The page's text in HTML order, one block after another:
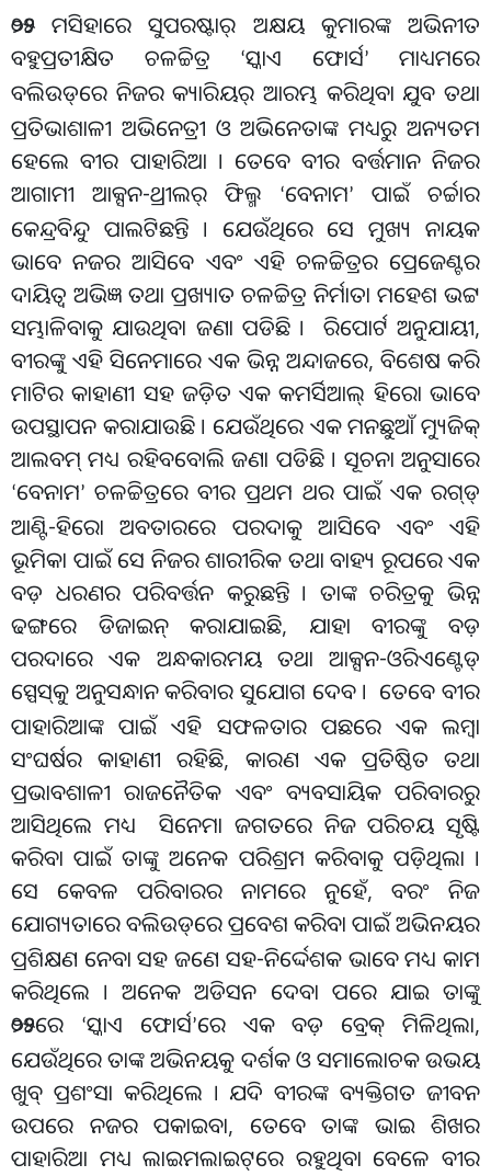
୨୦୨୫ ମସିହାରେ ସୁପରଷ୍ଟାର୍ ଅକ୍ଷୟ କୁମାରଙ୍କ ଅଭିନୀତ
ବହୁପ୍ରତୀକ୍ଷିତ ଚଳଚ୍ଚିତ୍ର
‘ସ୍କାଏ ଫୋର୍ସ’ ମାଧ୍ୟମରେ
ବଲିଉଡ୍ରେ ନିଜର କ୍ୟାରିୟର୍ ଆରମ୍ଭ କରିଥିବା ଯୁବ ତଥା
ପ୍ରତିଭାଶାଳୀ ଅଭିନେତ୍ରୀ ଓ ଅଭିନେତାଙ୍କ ମଧ୍ୟରୁ ଅନ୍ୟତମ
ହେଲେ ବୀର ପାହାରିଆ । ତେବେ ବୀର ବର୍ତ୍ତମାନ ନିଜର
ଆଗାମୀ ଆକ୍ସନ-ଥ୍ରୀଲର୍ ଫିଲ୍ମ
‘ବେନାମ’ ପାଇଁ ଚର୍ଚ୍ଚାର
କେନ୍ଦ୍ରବିନ୍ଦୁ ପାଲଟିଛନ୍ତି । ଯେଉଁଥିରେ ସେ ମୁଖ୍ୟ ନାୟକ
ଭାବେ ନଜର ଆସିବେ ଏବଂ ଏହି ଚଳଚ୍ଚିତ୍ରର ପ୍ରେଜେଣ୍ଟର
ଦାୟିତ୍ୱ ଅଭିଜ୍ଞ ତଥା ପ୍ରଖ୍ୟାତ ଚଳଚ୍ଚିତ୍ର ନିର୍ମାତା ମହେଶ ଭଟ୍ଟ
ସମ୍ଭାଳିବାକୁ ଯାଉଥିବା ଜଣା ପଡିଛି । ରିପୋର୍ଟ ଅନୁଯାୟୀ,
ବୀରଙ୍କୁ ଏହି ସିନେମାରେ ଏକ ଭିନ୍ନ ଅନ୍ଦାଜରେ, ବିଶେଷ କରି
ମାଟିର କାହାଣୀ ସହ ଜଡ଼ିତ ଏକ କମର୍ସିଆଲ୍ ହିରୋ ଭାବେ
ଉପସ୍ଥାପନ କରାଯାଉଛି । ଯେଉଁଥିରେ ଏକ ମନଛୁଆଁ ମ୍ୟୁଜିକ୍
ଆଲବମ୍ ମଧ୍ୟ ରହିବବୋଲି ଜଣା ପଡିଛି । ସୂଚନା ଅନୁସାରେ
‘ବେନାମ’ଚଳଚ୍ଚିତ୍ରରେ ବୀର ପ୍ରଥମ ଥର ପାଇଁ ଏକ ରଗ୍ଡ୍
ଆଣ୍ଟି-ହିରୋ ଅବତାରରେ ପରଦାକୁ ଆସିବେ ଏବଂ ଏହି
ଭୂମିକା ପାଇଁ ସେ ନିଜର ଶାରୀରିକ ତଥା ବାହ୍ୟ ରୂପରେ ଏକ
ବଡ଼ ଧରଣର ପରିବର୍ତ୍ତନ କରୁଛନ୍ତି । ତାଙ୍କ ଚରିତ୍ରକୁ ଭିନ୍ନ
ଢଙ୍ଗରେ ଡିଜାଇନ୍ କରାଯାଇଛି, ଯାହା ବୀରଙ୍କୁ ବଡ଼
ପରଦାରେ ଏକ ଅନ୍ଧକାରମୟ ତଥା ଆକ୍ସନ-ଓରିଏଣ୍ଟେଡ୍
ସ୍ପେସ୍କୁ ଅନୁସନ୍ଧାନ କରିବାର ସୁଯୋଗ ଦେବ । ତେବେ ବୀର
ପାହାରିଆଙ୍କ ପାଇଁ ଏହି ସଫଳତାର ପଛରେ ଏକ ଲମ୍ବା
ସଂଘର୍ଷର କାହାଣୀ ରହିଛି, କାରଣ ଏକ ପ୍ରତିଷ୍ଠିତ ତଥା
ପ୍ରଭାବଶାଳୀ ରାଜନୈତିକ ଏବଂ ବ୍ୟବସାୟିକ ପରିବାରରୁ
ଆସିଥିଲେ ମଧ୍ୟ ସିନେମା ଜଗତରେ ନିଜ ପରିଚୟ ସୃଷ୍ଟି
କରିବା ପାଇଁ ତାଙ୍କୁ ଅନେକ ପରିଶ୍ରମ କରିବାକୁ ପଡ଼ିଥିଲା ।
ସେ କେବଳ ପରିବାରର ନାମରେ ନୁହେଁ, ବରଂ ନିଜ
ଯୋଗ୍ୟତାରେ ବଲିଉଡ୍ରେ ପ୍ରବେଶ କରିବା ପାଇଁ ଅଭିନୟର
ପ୍ରଶିକ୍ଷଣ ନେବା ସହ ଜଣେ ସହ-ନିର୍ଦ୍ଦେଶକ ଭାବେ ମଧ୍ୟ କାମ
କରିଥିଲେ । ଅନେକ ଅଡିସନ ଦେବା ପରେ ଯାଇ ତାଙ୍କୁ
୨୦୨୫ରେ
‘ସ୍କାଏ ଫୋର୍ସ’ରେ ଏକ ବଡ଼ ବ୍ରେକ୍ ମିଳିଥିଲା,
ଯେଉଁଥିରେ ତାଙ୍କ ଅଭିନୟକୁ ଦର୍ଶକ ଓ ସମାଲୋଚକ ଉଭୟ
ଖୁବ୍ ପ୍ରଶଂସା କରିଥିଲେ । ଯଦି ବୀରଙ୍କ ବ୍ୟକ୍ତିଗତ ଜୀବନ
ଉପରେ ନଜର ପକାଇବା, ତେବେ ତାଙ୍କ ଭାଇ ଶିଖର
ପାହାରିଆ ମଧ୍ୟ ଲାଇମଲାଇଟ୍ରେ ରହୁଥିବା ବେଳେ ବୀର